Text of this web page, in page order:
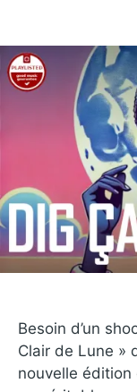
Besoin d’un
Clair de Lune »
nouvelle